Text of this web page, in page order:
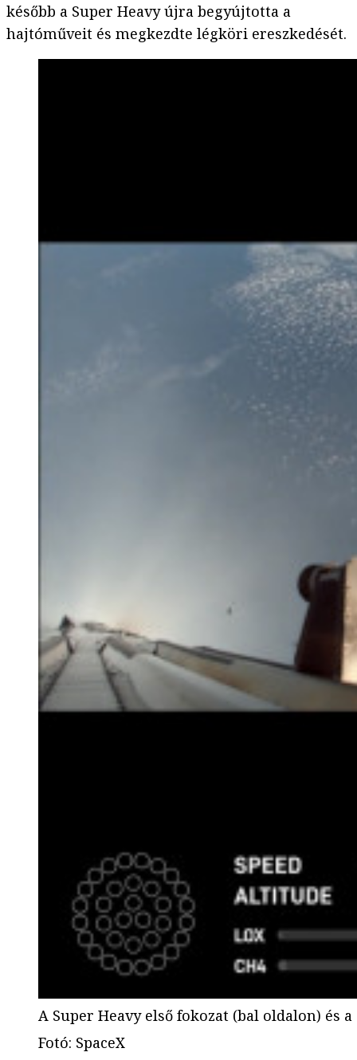
később a Super Heavy újra begyújtotta a
hajtóműveit és megkezdte légköri ereszkedését.
A Super Heavy első fokozat (bal oldalon) és
Fotó: SpaceX